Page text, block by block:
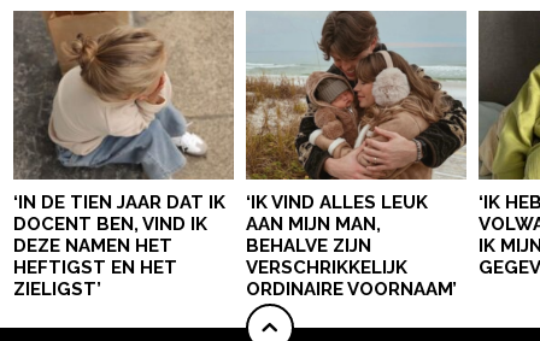
‘IN DE TIEN JAAR DAT IK
DOCENT BEN, VIND IK
DEZE NAMEN HET
HEFTIGST EN HET
ZIELIGST’
‘IK VIND ALLES LEUK
AAN MIJN MAN,
BEHALVE ZIJN
VERSCHRIKKELIJK
ORDINAIRE VOORNAAM’
‘IK
IK